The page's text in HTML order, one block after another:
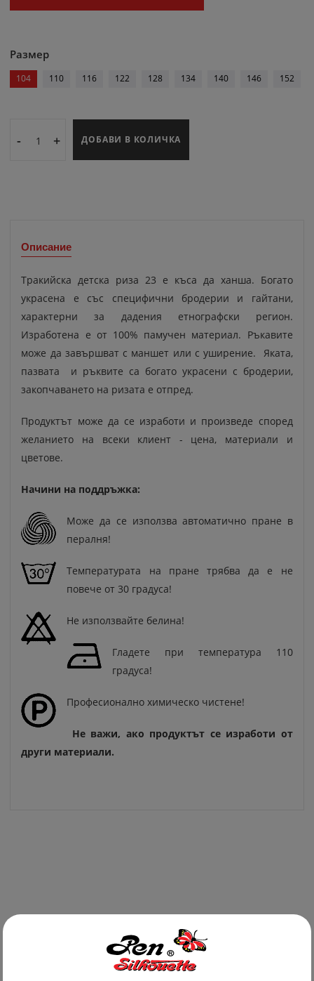
Размер
104 110 116 122 128 134 140 146 152
- + ДОБАВИ В КОЛИЧКА
Описание
Тракийска детска риза 23 е къса да ханша. Богато
украсена е със специфични бродерии и гайтани,
характерни за дадения етнографски регион.
Изработена е от 100% памучен материал. Ръкавите
може да завършват с маншет или с уширение. Яката,
пазвата и ръквите са богато украсени с бродерии,
закопчаването на ризата е отпред.
Продуктът може да се изработи и произведе според
желанието на всеки клиент - цена, материали и
цветове.
Начини на поддръжка:
Може да се използва автоматично пране в
пералня!
Температурата на пране трябва да е не
повече от 30 градуса!
Не използвайте белина!
Гладете при температура 110
градуса!
Професионално химическо чистене!
Не важи, ако продуктът се изработи от
други материали.
Последно добавени